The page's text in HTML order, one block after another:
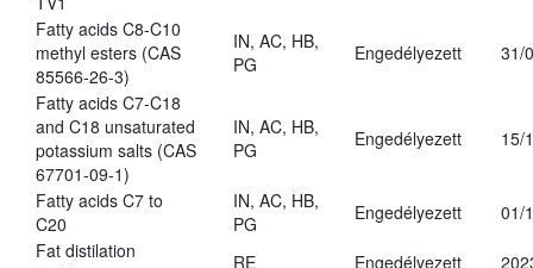
Fatty acids C8-C10
methyl esters (CAS
85566-26-3)
IN, AC, HB,
PG
Engedélyezett 31/
Fatty acids C7-C18
and C18 unsaturated
potassium salts (CAS
67701-09-1)
IN, AC, HB,
PG
Engedélyezett 15/
Fatty acids C7 to
C20
IN, AC, HB,
PG
Engedélyezett
01/
Fat distilation
RE Engedélyezett